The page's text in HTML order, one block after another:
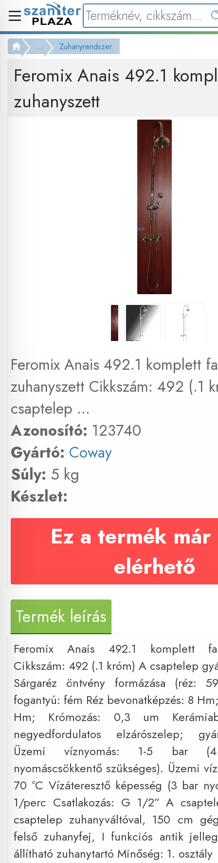
... Zuhanyrendszer
Feromix Anais 492.1
zuhanyszett
Feromix Anais 492.1 komplett
zuhanyszett Cikkszám: 492 (.1
csaptelep ...
Azonosító: 123740
Gyártó: Coway
Súly: 5 kg
Készlet:
Ez a termék már
elérhető
Termék leírás
Feromix Anais 492.1 komplett
Cikkszám: 492 (.1 króm) A csaptelep
Sárgaréz öntvény formázása (réz:
fogantyú: fém Réz bevonatképzés: 8
Hm; Krómozás: 0,3 um
negyedfordulatos elzárószelep;
Üzemi víznyomás: 1-5 bar
nyomáscsökkentő szükséges). Üzemi
70 °C Vízáteresztő képesség (3 bar
1/perc Csatlakozás: G 1/2” A
csaptelep zuhanyváltóval, 150 cm
felső zuhanyfej, I funkciós antik
állítható zuhanytartó Minőség: 1. osztály